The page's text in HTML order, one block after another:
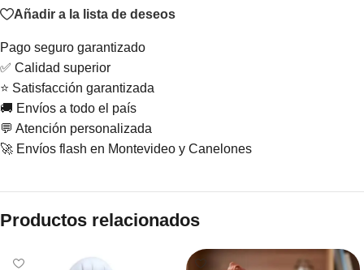
Añadir a la lista de deseos
Pago seguro garantizado
✅ Calidad superior
⭐ Satisfacción garantizada
🚚 Envíos a todo el país
💬 Atención personalizada
🚀 Envíos flash en Montevideo y Canelones
Productos relacionados